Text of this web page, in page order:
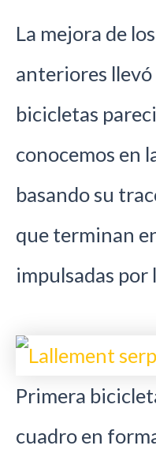
La mejora de
anteriores llevó
bicicletas
conocemos en
basando su
que terminan
impulsadas por
Primera
cuadro en